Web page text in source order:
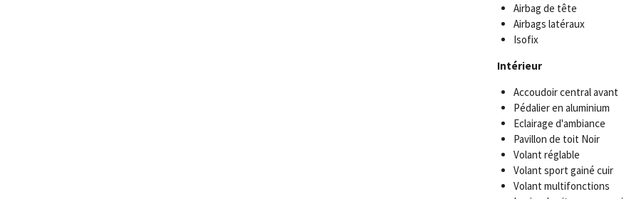
Airbag de tête
Airbags latéraux
Isofix
Intérieur
Accoudoir central avant
Pédalier en aluminium
Eclairage d'ambiance
Pavillon de toit Noir
Volant réglable
Volant sport gainé cuir
Volant multifonctions